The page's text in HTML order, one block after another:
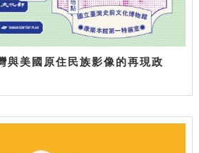
與美國原住民族影像的再現政